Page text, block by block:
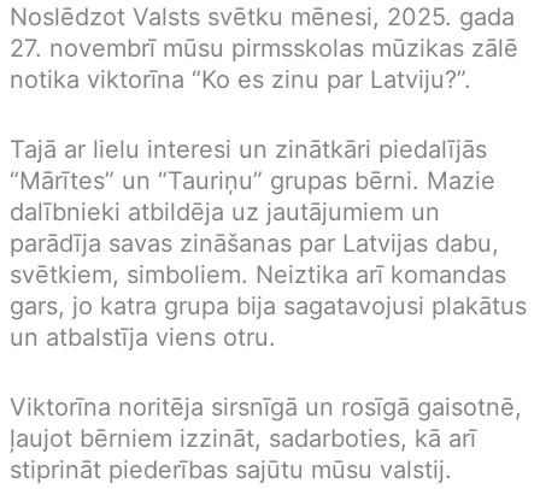
Noslēdzot Valsts svētku mēnesi, 2025. gada
27. novembrī mūsu pirmsskolas mūzikas zālē
notika viktorīna “Ko es zinu par Latviju?”.
Tajā ar lielu interesi un zinātkāri piedalījās
“Mārītes” un “Tauriņu” grupas bērni. Mazie
dalībnieki atbildēja uz jautājumiem un
parādīja savas zināšanas par Latvijas dabu,
svētkiem, simboliem. Neiztika arī komandas
gars, jo katra grupa bija sagatavojusi plakātus
un atbalstīja viens otru.
Viktorīna noritēja sirsnīgā un rosīgā gaisotnē,
ļaujot bērniem izzināt, sadarboties, kā arī
stiprināt piederības sajūtu mūsu valstij.